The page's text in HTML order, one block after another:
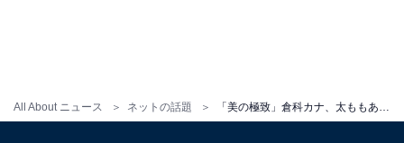
All About ニュース ネットの話題